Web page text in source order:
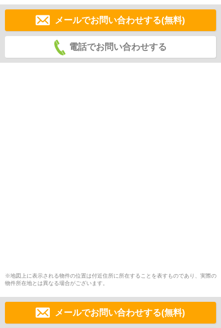
メールでお問い合わせする(無料)
電話でお問い合わせする
※地図上に表示される物件の位置は付近住所に所在することを表すものであり、実際の
物件所在地とは異なる場合がございます。
メールでお問い合わせする(無料)